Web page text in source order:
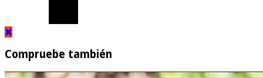
Compruebe también